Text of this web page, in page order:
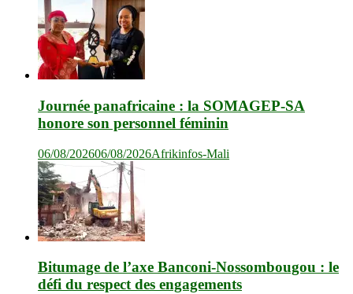
Journée panafricaine : la SOMAGEP-SA
honore son personnel féminin
06/08/202606/08/2026Afrikinfos-Mali
Bitumage de l’axe Banconi-Nossombougou : le
défi du respect des engagements